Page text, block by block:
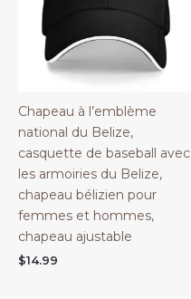
Chapeau à l’emblème
national du Belize,
casquette de baseball avec
les armoiries du Belize,
chapeau bélizien pour
femmes et hommes,
chapeau ajustable
$14.99